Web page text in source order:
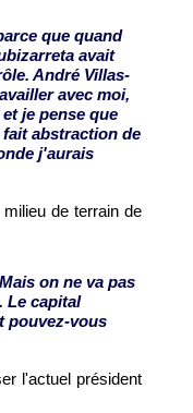
que quand
avait
André Villas-
avec moi,
je pense que
abstraction de
j'aurais
de terrain de
on ne va pas
Le capital
pouvez-vous
l'actuel président